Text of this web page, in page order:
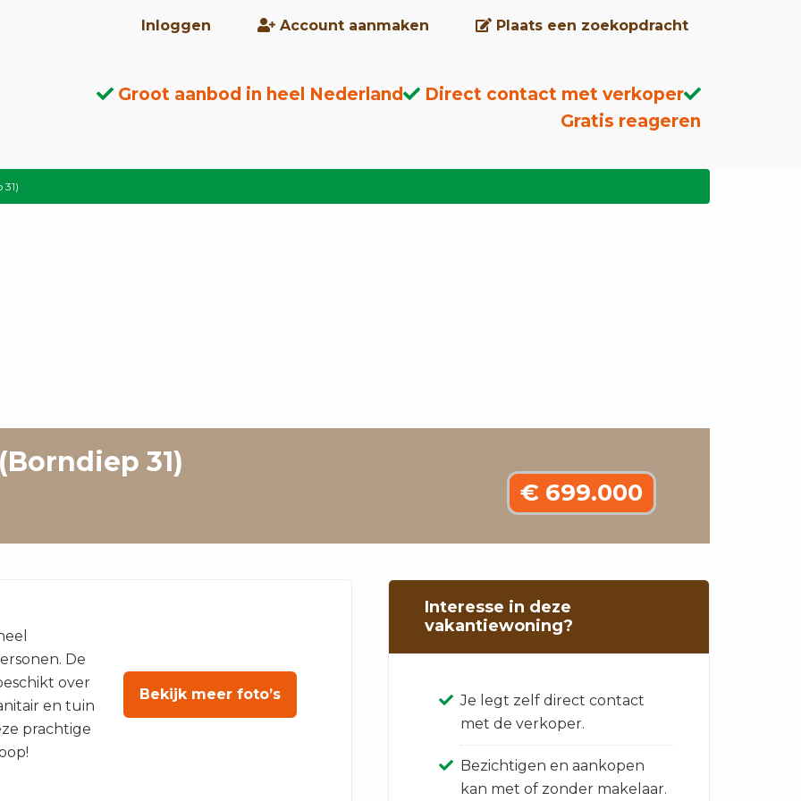
Inloggen Account aanmaken Plaats een zoekopdracht
Groot aanbod in heel Nederland
Direct contact met verkoper
Gratis reageren
31)
€ 699.000
De
over
en tuin
prachtige
Bekijk meer foto’s
Interesse in deze
vakantiewoning?
Je legt zelf direct contact
met de verkoper.
Bezichtigen en aankopen
kan met of zonder makelaar.